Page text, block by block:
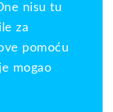
nisu tu
za
pomoću
mogao